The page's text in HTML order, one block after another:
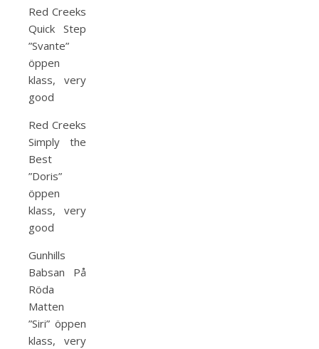
Red Creeks
Quick Step
”Svante”
öppen
klass, very
good
Red Creeks
Simply the
Best
”Doris”
öppen
klass, very
good
Gunhills
Babsan På
Röda
Matten
”Siri” öppen
klass, very